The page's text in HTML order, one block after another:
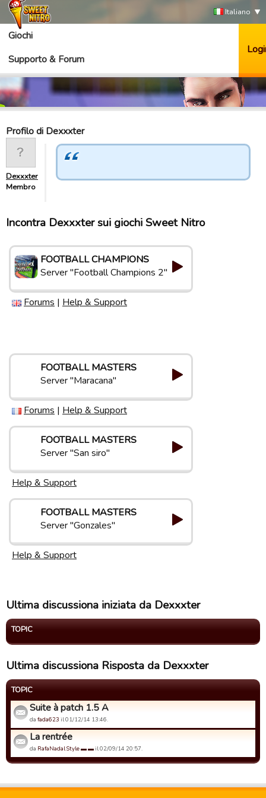
Italiano
Giochi
Supporto & Forum
Profilo di Dexxxter
Dexxxter
Membro
Incontra Dexxxter sui giochi Sweet Nitro
FOOTBALL CHAMPIONS
Server "Football Champions 2"
Forums | Help & Support
FOOTBALL MASTERS
Server "Maracana"
Forums | Help & Support
FOOTBALL MASTERS
Server "San siro"
Help & Support
FOOTBALL MASTERS
Server "Gonzales"
Help & Support
Ultima discussiona iniziata da Dexxxter
TOPIC
Ultima discussiona Risposta da Dexxxter
TOPIC
Suite à patch 1.5 A
da fada623 il 01/12/14 13:46.
La rentrée
da RafaNadal Style ▬ ▬il 02/09/14 20:57.